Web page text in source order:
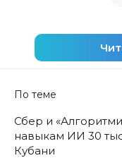
По теме
Сбер и
навыкам ИИ 30
Кубани